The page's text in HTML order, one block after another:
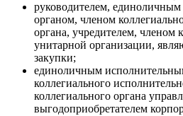
руководителем,
органом, членом
органа, учредителем, членом
унитарной организации,
закупки;
единоличным
коллегиального
коллегиального органа
выгодоприобретателем